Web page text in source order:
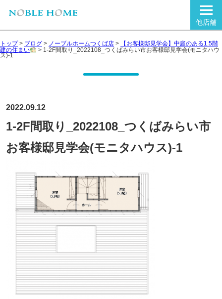
他店舗
トップ> ブログ > ノーブルホームつくば店 >
【お客様邸見学会】中庭のある1.5階
建の住まい
> 1-2F間取り_2022108_つくばみらい市お客様邸見学会(モニタハウ
ス)-1
2022.09.12
1-2F間取り_2022108_つくばみらい市
お客様邸見学会(モニタハウス)-1